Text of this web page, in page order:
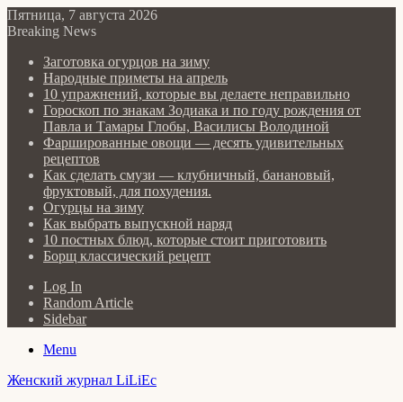
Пятница, 7 августа 2026
Breaking News
Заготовка огурцов на зиму
Народные приметы на апрель
10 упражнений, которые вы делаете неправильно
Гороскоп по знакам Зодиака и по году рождения от
Павла и Тамары Глобы, Василисы Володиной
Фаршированные овощи — десять удивительных
рецептов
Как сделать cмузи — клубничный, банановый,
фруктовый, для похудения.
Огурцы на зиму
Как выбрать выпускной наряд
10 постных блюд, которые стоит приготовить
Борщ классический рецепт
Log In
Random Article
Sidebar
Menu
Женский журнал LiLiEc